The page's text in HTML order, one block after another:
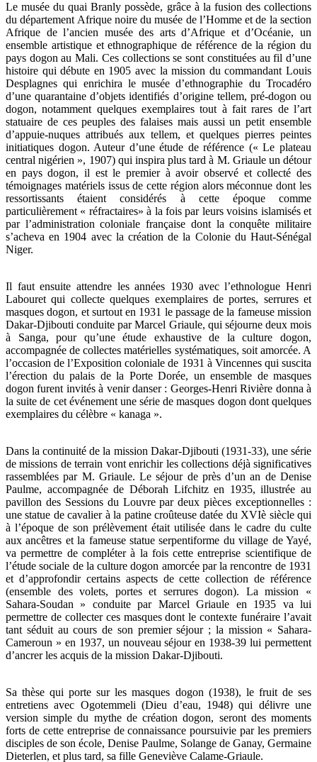
Le musée du quai Branly possède, grâce à la fusion des collections
du département Afrique noire du musée de l’Homme et de la section
Afrique de l’ancien musée des arts d’Afrique et d’Océanie, un
ensemble artistique et ethnographique de référence de la région du
pays dogon au Mali. Ces collections se sont constituées au fil d’une
histoire qui débute en 1905 avec la mission du commandant Louis
Desplagnes qui enrichira le musée d’ethnographie du Trocadéro
d’une quarantaine d’objets identifiés d’origine tellem, pré-dogon ou
dogon, notamment quelques exemplaires tout à fait rares de l’art
statuaire de ces peuples des falaises mais aussi un petit ensemble
d’appuie-nuques attribués aux tellem, et quelques pierres peintes
initiatiques dogon. Auteur d’une étude de référence (« Le plateau
central nigérien », 1907) qui inspira plus tard à M. Griaule un détour
en pays dogon, il est le premier à avoir observé et collecté des
témoignages matériels issus de cette région alors méconnue dont les
ressortissants étaient considérés à cette époque comme
particulièrement « réfractaires» à la fois par leurs voisins islamisés et
par l’administration coloniale française dont la conquête militaire
s’acheva en 1904 avec la création de la Colonie du Haut-Sénégal
Niger.
Il faut ensuite attendre les années 1930 avec l’ethnologue Henri
Labouret qui collecte quelques exemplaires de portes, serrures et
masques dogon, et surtout en 1931 le passage de la fameuse mission
Dakar-Djibouti conduite par Marcel Griaule, qui séjourne deux mois
à Sanga, pour qu’une étude exhaustive de la culture dogon,
accompagnée de collectes matérielles systématiques, soit amorcée. A
l’occasion de l’Exposition coloniale de 1931 à Vincennes qui suscita
l’érection du palais de la Porte Dorée, un ensemble de masques
dogon furent invités à venir danser : Georges-Henri Rivière donna à
la suite de cet événement une série de masques dogon dont quelques
exemplaires du célèbre « kanaga ».
Dans la continuité de la mission Dakar-Djibouti (1931-33), une série
de missions de terrain vont enrichir les collections déjà significatives
rassemblées par M. Griaule. Le séjour de près d’un an de Denise
Paulme, accompagnée de Déborah Lifchitz en 1935, illustrée au
pavillon des Sessions du Louvre par deux pièces exceptionnelles :
une statue de cavalier à la patine croûteuse datée du XVIè siècle qui
à l’époque de son prélèvement était utilisée dans le cadre du culte
aux ancêtres et la fameuse statue serpentiforme du village de Yayé,
va permettre de compléter à la fois cette entreprise scientifique de
l’étude sociale de la culture dogon amorcée par la rencontre de 1931
et d’approfondir certains aspects de cette collection de référence
(ensemble des volets, portes et serrures dogon). La mission «
Sahara-Soudan » conduite par Marcel Griaule en 1935 va lui
permettre de collecter ces masques dont le contexte funéraire l’avait
tant séduit au cours de son premier séjour ; la mission « Sahara-
Cameroun » en 1937, un nouveau séjour en 1938-39 lui permettent
d’ancrer les acquis de la mission Dakar-Djibouti.
Sa thèse qui porte sur les masques dogon (1938), le fruit de ses
entretiens avec Ogotemmeli (Dieu d’eau, 1948) qui délivre une
version simple du mythe de création dogon, seront des moments
forts de cette entreprise de connaissance poursuivie par les premiers
disciples de son école, Denise Paulme, Solange de Ganay, Germaine
Dieterlen, et plus tard, sa fille Geneviève Calame-Griaule.